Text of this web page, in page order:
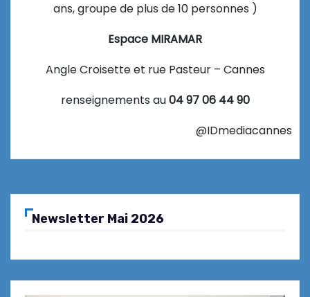
ans, groupe de plus de 10 personnes )
Espace MIRAMAR
Angle Croisette et rue Pasteur – Cannes
renseignements au04 97 06 44 90
@IDmediacannes
Newsletter Mai 2026